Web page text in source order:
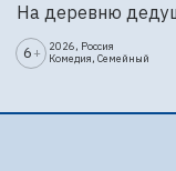
На деревню
6 +
2026, Россия
Комедия, Семейный